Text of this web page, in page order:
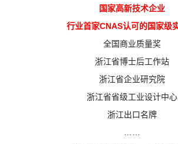
国家高新技术企业
行业首家CNAS认可的国家级
全国商业质量奖
浙江省博士后工作站
浙江省企业研究院
浙江省省级工业设计中心
浙江出口名牌